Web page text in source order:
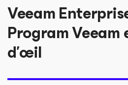
Veeam
Program Veeam
d’œil